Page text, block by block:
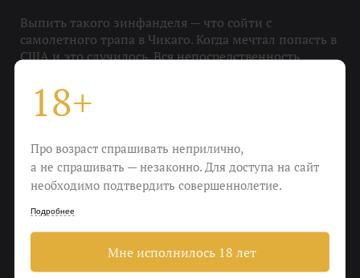
Выпить такого зинфанделя — что сойти с
самолетного трапа в Чикаго. Когда мечтал попасть в
США и это случилось. Вся непосредственность
нем. Тут и Микки-Маус с банкой кока-колы, и
Бэтмен на барбекю.
Вкус
Копчености, ваниль, вишня в коньяке, кофе,
черничный джем, кока-кола
Охладить
До 16-18 градусов
18+
Про возраст спрашивать неприлично,
а не спрашивать — незаконно. Для доступа на сайт
необходимо подтвердить совершеннолетие.
Подробнее
Мне исполнилось 18 лет